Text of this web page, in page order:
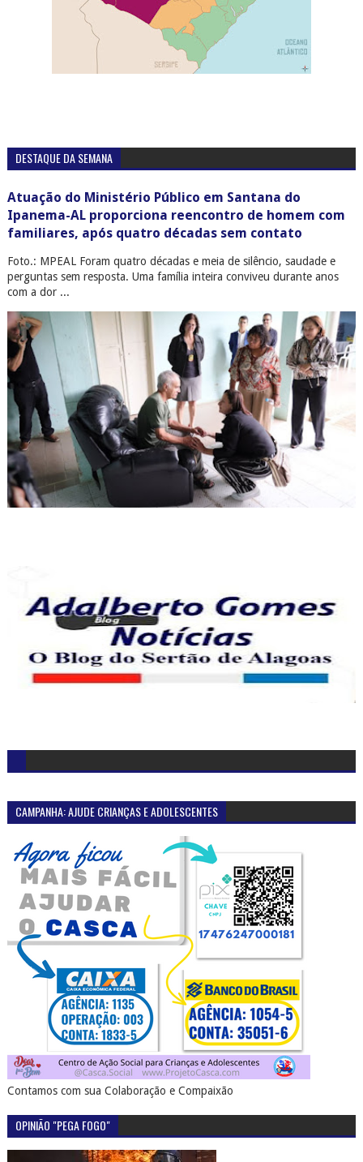
DESTAQUE DA SEMANA
Atuação do Ministério Público em Santana do
Ipanema-AL proporciona reencontro de homem com
familiares, após quatro décadas sem contato
Foto.: MPEAL Foram quatro décadas e meia de silêncio, saudade e
perguntas sem resposta. Uma família inteira conviveu durante anos
com a dor ...
CAMPANHA: AJUDE CRIANÇAS E ADOLESCENTES
Contamos com sua Colaboração e Compaixão
OPINIÃO "PEGA FOGO"